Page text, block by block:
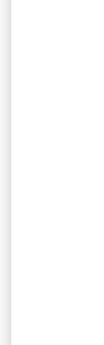
Au cours
car ses
peuvent
voire
une
pas
échéant,
possible